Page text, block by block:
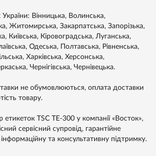
України: Вінницька, Волинська,
Житомирська, Закарпатська, Запорізька,
Київська, Кіровоградська, Луганська,
Одеська, Полтавська, Рівненська,
Харківська, Херсонська,
Чернігівська, Чернівецька.
не обумовлюються, оплата доставки
товару.
TSC TE-300 у компанії «Восток»,
сервісний супровід, гарантійне
та консультативну підтримку.